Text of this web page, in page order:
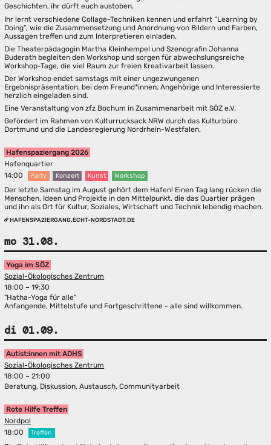
Geschichten, ihr dürft euch austoben.
Ihr lernt verschiedene Collage-Techniken kennen und erfahrt “Learning by
Doing”, wie die Zusammensetzung und Anordnung von Bildern und Farben,
Aussagen treffen und zum Interpretieren einladen.
Die Theaterpädagogin Martha Kleinhempel und Szenografin Johanna
Buderath begleiten den Workshop und sorgen für abwechslungsreiche
Workshop-Tage, die viel Raum zur freien Kreativarbeit lassen.
Der Workshop endet samstags mit einer ungezwungenen
Ergebnispräsentation, bei dem Freund*innen, Angehörige und Interessierte
herzlich eingeladen sind.
Eine Veranstaltung von zfz Bochum in Zusammenarbeit mit SÖZ e.V.
Gefördert im Rahmen von Kulturrucksack NRW durch das Kulturbüro
Dortmund und die Landesregierung Nordrhein-Westfalen.
Hafenspaziergang 2026
Hafenquartier
14:00
Party Konzert Kunst Workshop
Der letzte Samstag im August gehört dem Hafen! Einen Tag lang rücken die
Menschen, Ideen und Projekte in den Mittelpunkt, die das Quartier prägen
und ihn als Ort für Kultur, Soziales, Wirtschaft und Technik lebendig machen.
HAFENSPAZIERGANG.ECHT-NORDSTADT.DE
mo 31.08.
Yoga im SÖZ
Sozial-Ökologisches Zentrum
18:00 – 19:30
"Hatha-Yoga für alle"
Anfangende, Mittelstufe und Fortgeschrittene - alle sind willkommen.
di 01.09.
Autist:innen mit ADHS
Sozial-Ökologisches Zentrum
18:00 – 21:00
Beratung, Diskussion, Austausch, Communityarbeit
Rote Hilfe Treffen
Nordpol
18:00
Treffen